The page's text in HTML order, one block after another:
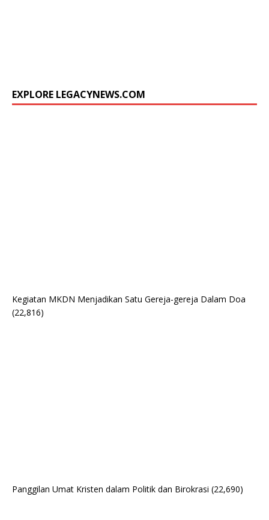
EXPLORE LEGACYNEWS.COM
Kegiatan MKDN Menjadikan Satu Gereja-gereja Dalam Doa
(22,816)
Panggilan Umat Kristen dalam Politik dan Birokrasi (22,690)